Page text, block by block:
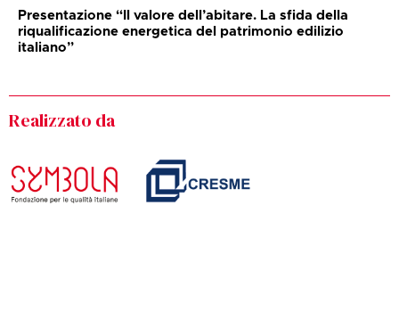
Presentazione “Il valore dell’abitare. La sfida della
riqualificazione energetica del patrimonio edilizio
italiano”
Realizzato da